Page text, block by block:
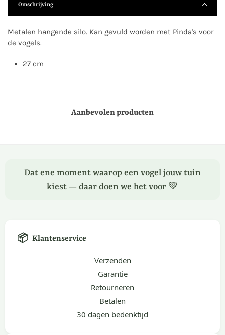
Omschrijving
Metalen hangende silo. Kan gevuld worden met Pinda's voor
de vogels.
27 cm
Aanbevolen producten
Dat ene moment waarop een vogel jouw tuin
kiest — daar doen we het voor 💚
📦 Klantenservice
Verzenden
Garantie
Retourneren
Betalen
30 dagen bedenktijd